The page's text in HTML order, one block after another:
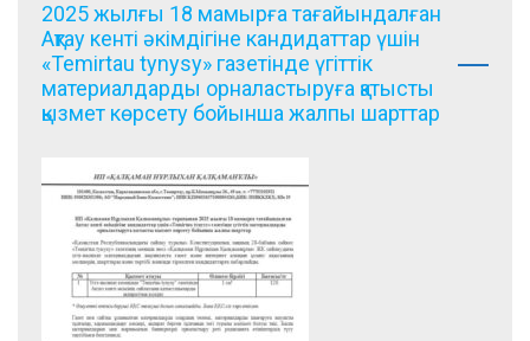
2025 жылғы 18 мамырға тағайындалған
Ақтау кенті әкімдігіне кандидаттар үшін
«Temirtau tynysy» газетінде үгіттік
материалдарды орналастыруға қатысты
қызмет көрсету бойынша жалпы шарттар